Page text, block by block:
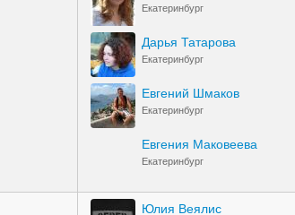
Екатеринбург
Дарья Татарова
Екатеринбург
Евгений Шмаков
Екатеринбург
Евгения Маковеева
Екатеринбург
Юлия Веялис